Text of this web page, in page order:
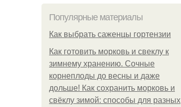
Популярные материалы
Как выбрать саженцы гортензии
Как готовить морковь и свеклу к
зимнему хранению. Сочные
корнеплоды до весны и даже
дольше! Как сохранить морковь и
свёклу зимой: способы для разных